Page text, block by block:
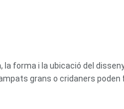
forma i la ubicació del
grans o cridaners poden